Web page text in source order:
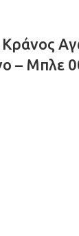
– Μπλε